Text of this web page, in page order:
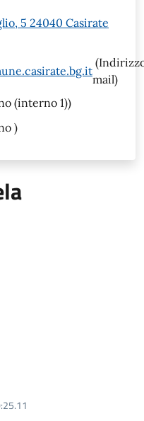
5 24040 Casirate
mail)
(interno 1))
)